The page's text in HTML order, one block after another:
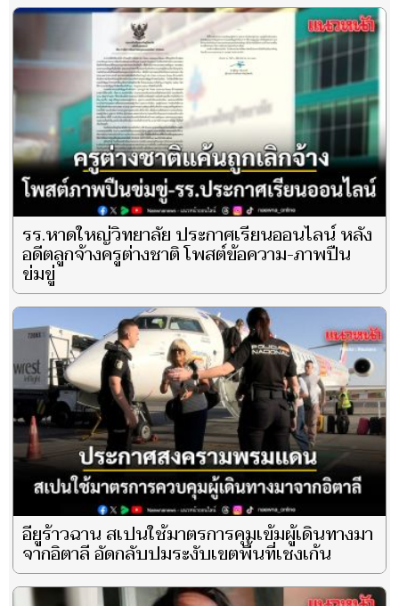
รร.หาดใหญ่วิทยาลัย ประกาศเรียนออนไลน์ หลัง
อดีตลูกจ้างครูต่างชาติ โพสต์ข้อความ-ภาพปืน
ข่มขู่
อียูร้าวฉาน สเปนใช้มาตรการคุมเข้มผู้เดินทางมา
จากอิตาลี อัดกลับปมระงับเขตพื้นที่เชงเก้น